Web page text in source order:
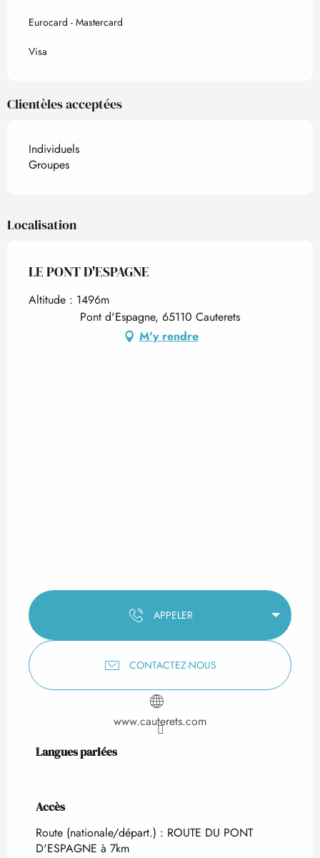
Eurocard - Mastercard
Visa
Clientèles acceptées
Individuels
Groupes
Localisation
LE PONT D'ESPAGNE
Altitude : 1496m
Pont d'Espagne, 65110 Cauterets
M'y rendre
APPELER
CONTACTEZ-NOUS
www.cauterets.com
Langues parlées
Langues parlées
Accès
Accès
Route (nationale/départ.) : ROUTE DU PONT
D'ESPAGNE à 7km